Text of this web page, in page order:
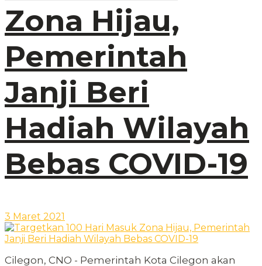
Zona Hijau,
Pemerintah
Janji Beri
Hadiah Wilayah
Bebas COVID-19
3 Maret 2021
Cilegon, CNO - Pemerintah Kota Cilegon akan